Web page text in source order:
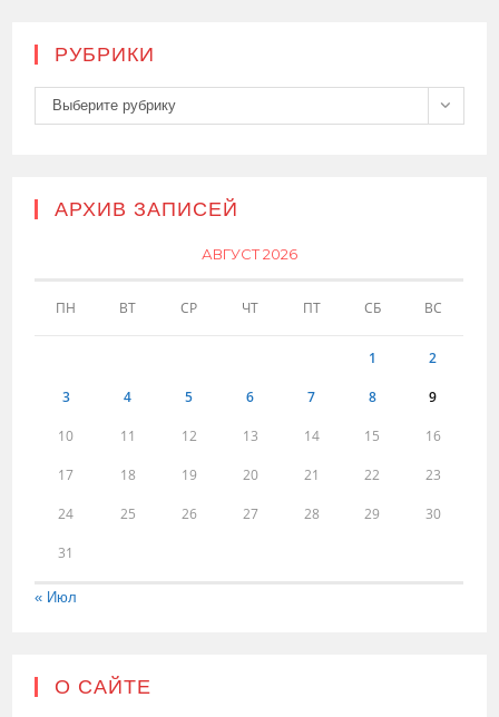
РУБРИКИ
Рубрики
Выберите рубрику
АРХИВ ЗАПИСЕЙ
АВГУСТ 2026
ПН ВТ СР ЧТ ПТ СБ ВС
1 2
3 4 5 6 7 8 9
10 11 12 13 14 15 16
17 18 19 20 21 22 23
24 25 26 27 28 29 30
31
« Июл
О САЙТЕ